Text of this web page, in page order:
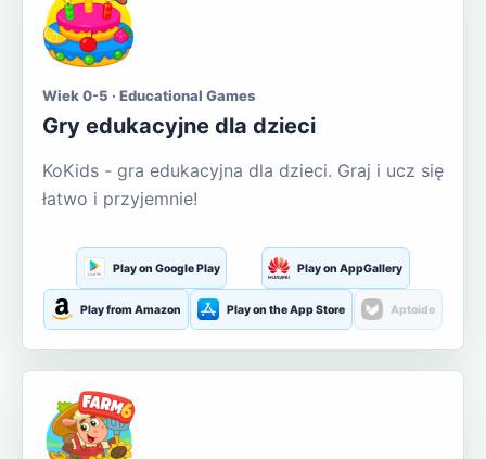
Wiek 0-5 · Educational Games
Gry edukacyjne dla dzieci
KoKids - gra edukacyjna dla dzieci. Graj i ucz się
łatwo i przyjemnie!
Play on Google Play Play on AppGallery
Play from Amazon Play on the App Store Aptoide